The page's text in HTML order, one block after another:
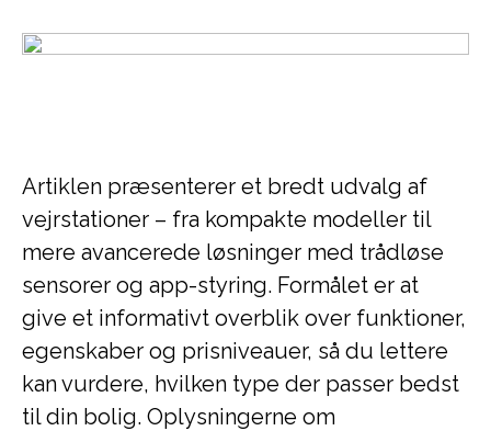
Artiklen præsenterer et bredt udvalg af
vejrstationer – fra kompakte modeller til
mere avancerede løsninger med trådløse
sensorer og app-styring. Formålet er at
give et informativt overblik over funktioner,
egenskaber og prisniveauer, så du lettere
kan vurdere, hvilken type der passer bedst
til din bolig. Oplysningerne om